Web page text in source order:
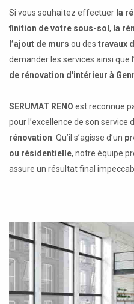
Si vous souhaitez effectuer la
finition de votre sous-sol , la
l’ajout de murs ou des travaux
demander les services ainsi que
de rénovation d'intérieur à
SERUMAT RENO est reconnue
pour l’excellence de son service
rénovation . Qu’il s’agisse d’un
ou résidentielle, notre équipe
assure un résultat final